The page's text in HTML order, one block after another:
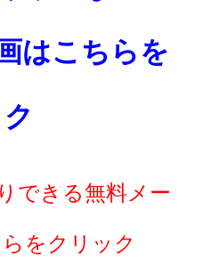
はこちらを
できる無料メー
をクリック